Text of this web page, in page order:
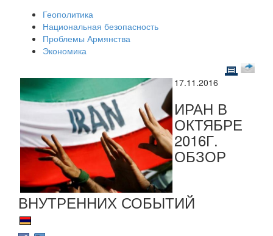
Геополитика
Национальная безопасность
Проблемы Армянства
Экономика
17.11.2016
ИРАН В
ОКТЯБРЕ
2016Г.
ОБЗОР
ВНУТРЕННИХ СОБЫТИЙ